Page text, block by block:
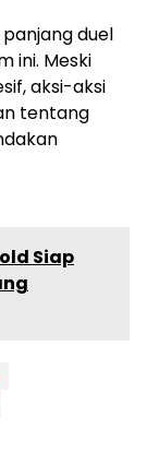
duel
ini. Meski
aksi-aksi
tentang
Siap